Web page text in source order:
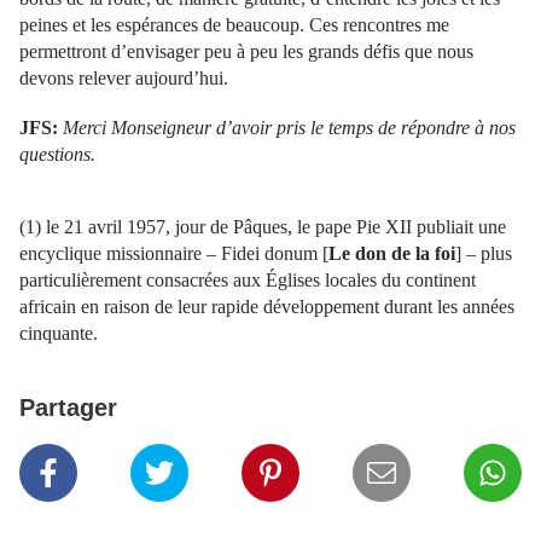
peines et les espérances de beaucoup. Ces rencontres me
permettront d’envisager peu à peu les grands défis que nous
devons relever aujourd’hui.
JFS: Merci Monseigneur d’avoir pris le temps de répondre à nos
questions.
(1) le 21 avril 1957, jour de Pâques, le pape Pie XII publiait une
encyclique missionnaire – Fidei donum [Le don de la foi] – plus
particulièrement consacrées aux Églises locales du continent
africain en raison de leur rapide développement durant les années
cinquante.
Partager